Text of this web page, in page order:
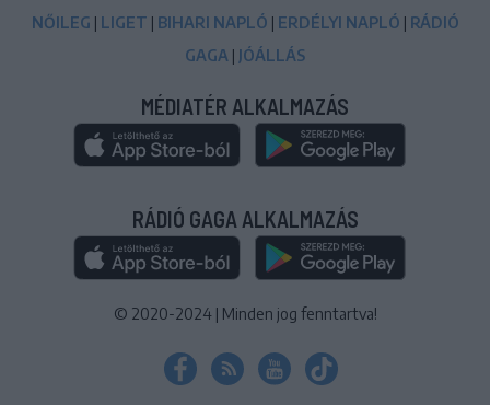
NŐILEG | LIGET | BIHARI NAPLÓ | ERDÉLYI NAPLÓ | RÁDIÓ
GAGA | JÓÁLLÁS
MÉDIATÉR ALKALMAZÁS
RÁDIÓ GAGA ALKALMAZÁS
© 2020-2024 | Minden jog fenntartva!